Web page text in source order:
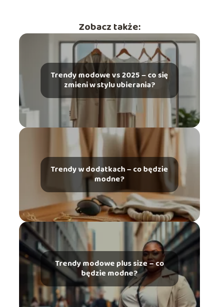
Zobacz także:
Trendy modowe vs 2025 – co się
zmieni w stylu ubierania?
Trendy w dodatkach – co będzie
modne?
Trendy modowe plus size – co
będzie modne?